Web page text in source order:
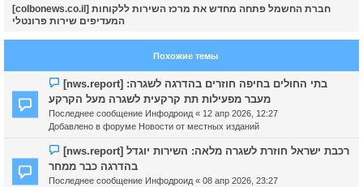
[colbonews.co.il] חברת החשמל פתחה מחדש את מרכז השירות ללקוחות
המעדיפים שירות פרונטלי
Похожие темы
Н
о
с
о
о
[nws.report] בתי החולים בחיפה חוזרים בהדרגה לשגרה:
מעבר מפעילות תת קרקעית לשגרה מעל הקרקע
Последнее сообщение Инфодроид « 12 апр 2026, 12:27
Добавлено в форуме Новости от местных изданий
Н
о
[nws.report] רכבת ישראל חוזרת לשגרה מלאה: השירות יוגדל
בהדרגה כבר ממחר
Последнее сообщение Инфодроид « 08 апр 2026, 23:27